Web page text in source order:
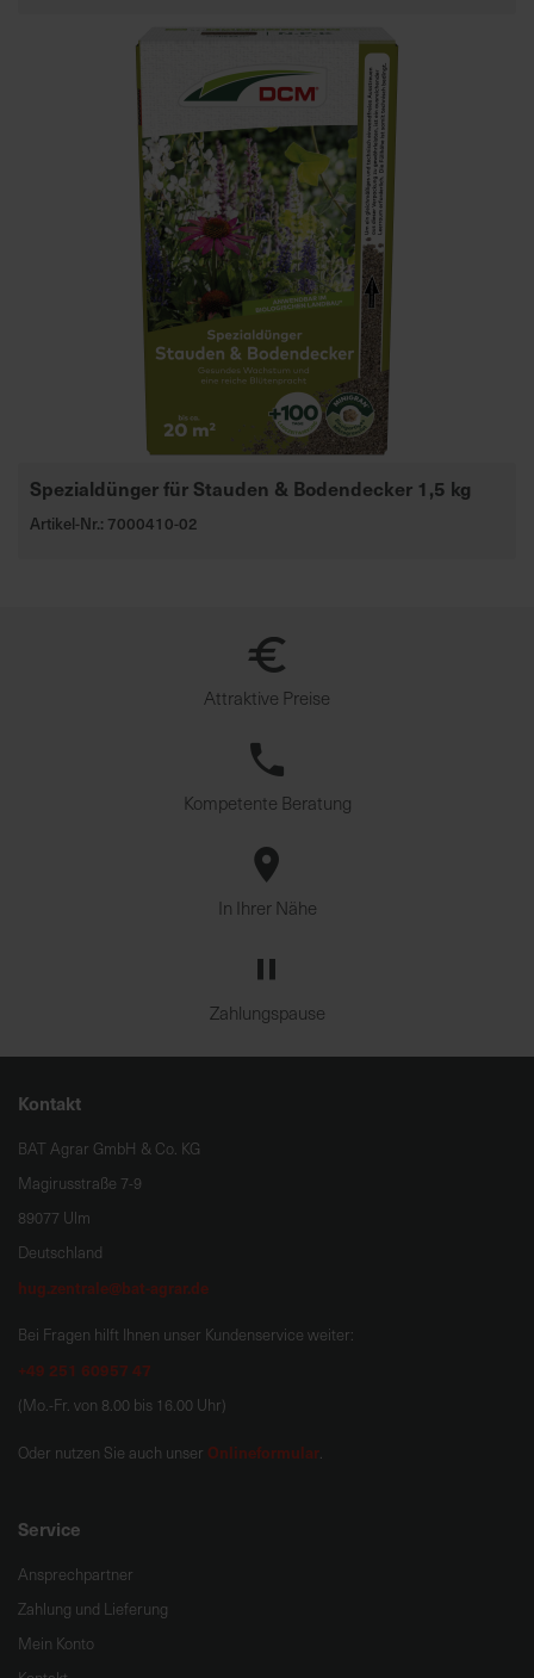
Spezialdünger für Stauden & Bodendecker 1,5 kg
Artikel-Nr.: 7000410-02
Attraktive Preise
Kompetente Beratung
In Ihrer Nähe
Zahlungspause
Kontakt
BAT Agrar GmbH & Co. KG
Magirusstraße 7-9
89077 Ulm
Deutschland
hug.zentrale@bat-agrar.de
Bei Fragen hilft Ihnen unser Kundenservice weiter:
+49 251 60957 47
(Mo.-Fr. von 8.00 bis 16.00 Uhr)
Oder nutzen Sie auch unser Onlineformular.
Service
Ansprechpartner
Zahlung und Lieferung
Mein Konto